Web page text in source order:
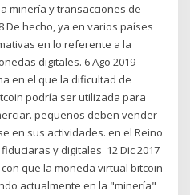
minería y transacciones de
De hecho, ya en varios países
en lo referente a la
digitales. 6 Ago 2019
en el que la dificultad de
podría ser utilizada para
pequeños deben vender
en sus actividades. en el Reino
y digitales 12 Dic 2017
que la moneda virtual bitcoin
actualmente en la "minería"